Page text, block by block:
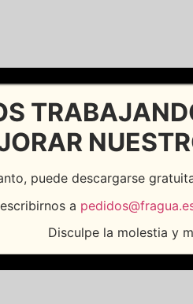
puede descargarse
a
Disculpe la molestia y